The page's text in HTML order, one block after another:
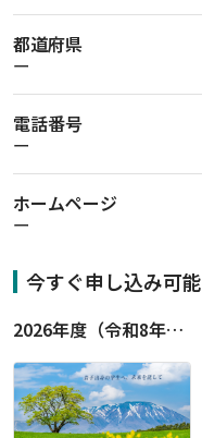
都道府県
ー
電話番号
ー
ホームページ
ー
今すぐ申し込み可能
2026年度（令和8年度）第２期 一般財団法人イーハトーブ育英会奨学生募集（給付型） 日本国内及び海外の大学・大学院に自宅外通学をする学生に生活費の一部(家賃半額相当)を給付【岩手県が本籍地の大学生または大学院生対象】